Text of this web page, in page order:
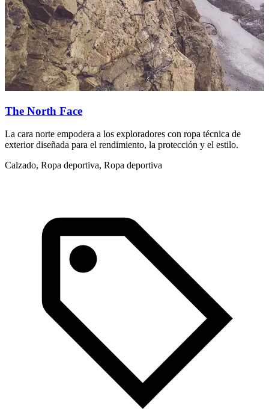
The North Face
La cara norte empodera a los exploradores con ropa técnica de
exterior diseñada para el rendimiento, la protección y el estilo.
Calzado, Ropa deportiva, Ropa deportiva